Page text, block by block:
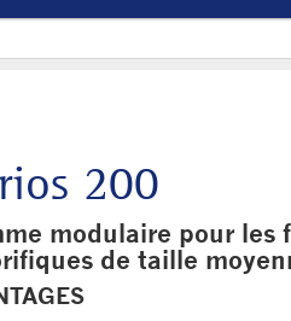
200
modulaire pour les
de taille